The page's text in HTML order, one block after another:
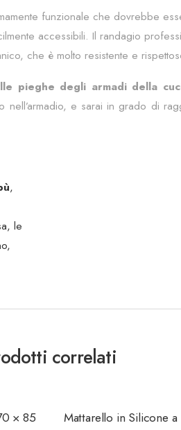
funzionale che dovrebbe
accessibili. Il randagio
che è molto resistente e
pieghe degli armadi della
nell’armadio, e sarai in grado di
,
le
correlati
× 85
TOP
Mattarello in Silicone a